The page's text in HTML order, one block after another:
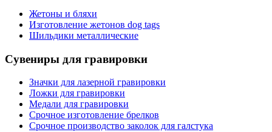
Жетоны и бляхи
Изготовление жетонов dog tags
Шильдики металлические
Сувениры для гравировки
Значки для лазерной гравировки
Ложки для гравировки
Медали для гравировки
Срочное изготовление брелков
Срочное производство заколок для галстука